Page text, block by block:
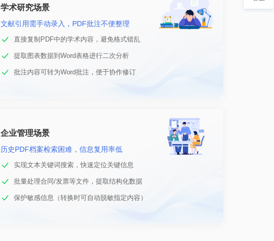
学术研究场景
文献引用需手动录入，PDF批注不便整理
直接复制PDF中的学术内容，避免格式错乱
提取图表数据到Word表格进行二次分析
批注内容可转为Word批注，便于协作修订
企业管理场景
历史PDF档案检索困难，信息复用率低
实现文本关键词搜索，快速定位关键信息
批量处理合同/发票等文件，提取结构化数据
保护敏感信息（转换时可自动脱敏指定内容）